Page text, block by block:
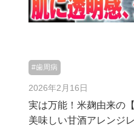
#歯周病
2026年2月16日
実は万能！米麹由来の
美味しい甘酒アレンジ